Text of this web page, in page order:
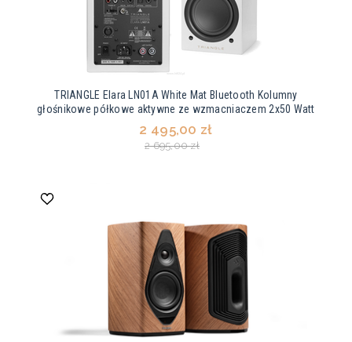
TRIANGLE Elara LN01A White Mat Bluetooth Kolumny
głośnikowe półkowe aktywne ze wzmacniaczem 2x50 Watt
2 495,00 zł
2 695,00 zł